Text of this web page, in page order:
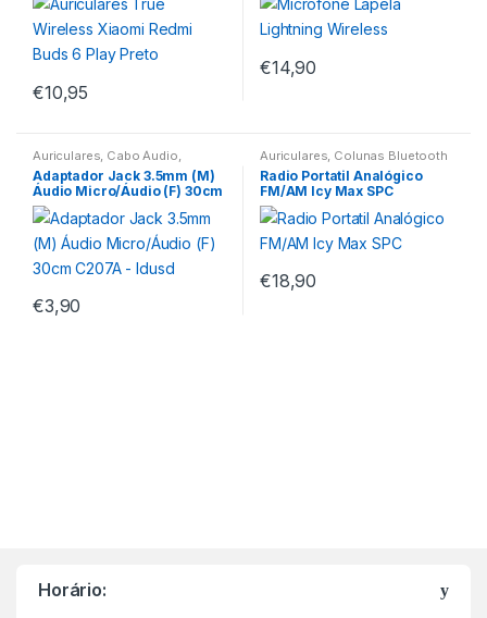
€10,95
€14,90
Auriculares, Cabo Áudio,
Headsets Gaming
Adaptador Jack 3.5mm (M)
Áudio Micro/Áudio (F) 30cm
C207A – Idusd
€3,90
Auriculares, Colunas Bluetooth
Radio Portatil Analógico
FM/AM Icy Max SPC
€18,90
Horário: